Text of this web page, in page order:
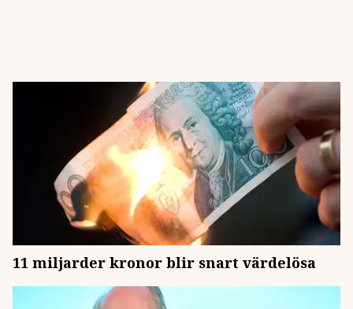
11 miljarder kronor blir snart värdelösa